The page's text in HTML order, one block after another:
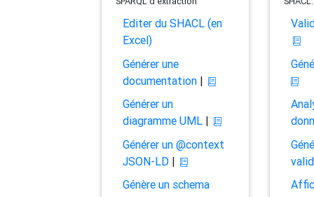
Editer du SHACL (en
Excel)
Générer une
documentation|
Générer un
diagramme UML|
Générer un @context
JSON-LD|
Génère un schema